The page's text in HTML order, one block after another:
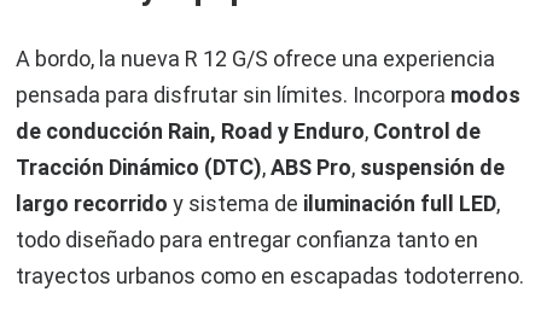
A bordo, la nueva R 12 G/S ofrece una experiencia
pensada para disfrutar sin límites. Incorpora modos
de conducción Rain, Road y Enduro, Control de
Tracción Dinámico (DTC),ABS Pro, suspensión de
largo recorrido y sistema de iluminación full LED,
todo diseñado para entregar confianza tanto en
trayectos urbanos como en escapadas todoterreno.